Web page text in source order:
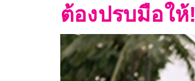
ต้องปรบมือให้!